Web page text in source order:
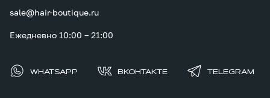
sale@hair-boutique.ru
Ежедневно 10:00 – 21:00
WHATSAPP ВКОНТАКТЕ TELEGRAM